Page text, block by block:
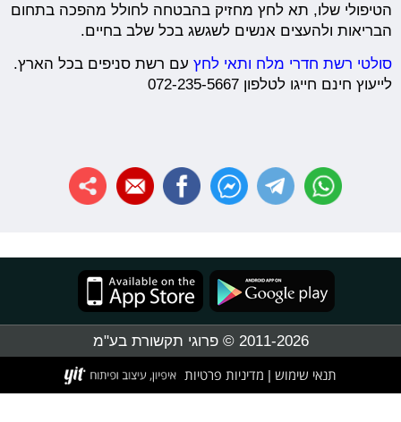
הטיפולי שלו, תא לחץ מחזיק בהבטחה לחולל מהפכה בתחום
הבריאות ולהעצים אנשים לשגשג בכל שלב בחיים.
סולטי רשת חדרי מלח ותאי לחץ עם רשת סניפים בכל הארץ.
לייעוץ חינם חייגו לטלפון 072-235-5667
2011-2026 © פרוגי תקשורת בע"מ
תנאי שימוש מדיניות פרטיות